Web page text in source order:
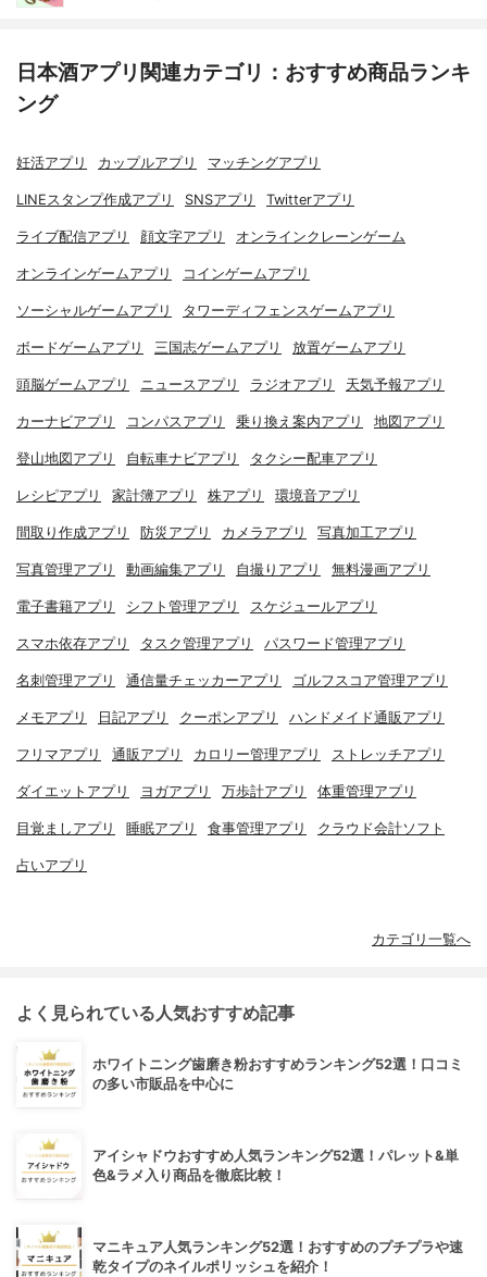
日本酒アプリ関連カテゴリ：おすすめ商品ランキ
ング
妊活アプリ カップルアプリ マッチングアプリ
LINEスタンプ作成アプリ SNSアプリ Twitterアプリ
ライブ配信アプリ 顔文字アプリ オンラインクレーンゲーム
オンラインゲームアプリ コインゲームアプリ
ソーシャルゲームアプリ タワーディフェンスゲームアプリ
ボードゲームアプリ 三国志ゲームアプリ 放置ゲームアプリ
頭脳ゲームアプリ ニュースアプリ ラジオアプリ 天気予報アプリ
カーナビアプリ コンパスアプリ 乗り換え案内アプリ 地図アプリ
登山地図アプリ 自転車ナビアプリ タクシー配車アプリ
レシピアプリ 家計簿アプリ 株アプリ 環境音アプリ
間取り作成アプリ 防災アプリ カメラアプリ 写真加工アプリ
写真管理アプリ 動画編集アプリ 自撮りアプリ 無料漫画アプリ
電子書籍アプリ シフト管理アプリ スケジュールアプリ
スマホ依存アプリ タスク管理アプリ パスワード管理アプリ
名刺管理アプリ 通信量チェッカーアプリ ゴルフスコア管理アプリ
メモアプリ 日記アプリ クーポンアプリ ハンドメイド通販アプリ
フリマアプリ 通販アプリ カロリー管理アプリ ストレッチアプリ
ダイエットアプリ ヨガアプリ 万歩計アプリ 体重管理アプリ
目覚ましアプリ 睡眠アプリ 食事管理アプリ クラウド会計ソフト
占いアプリ
カテゴリ一覧へ
よく見られている人気おすすめ記事
ホワイトニング歯磨き粉おすすめランキング52選！口コミ
の多い市販品を中心に
アイシャドウおすすめ人気ランキング52選！パレット&単
色&ラメ入り商品を徹底比較！
マニキュア人気ランキング52選！おすすめのプチプラや速
乾タイプのネイルポリッシュを紹介！